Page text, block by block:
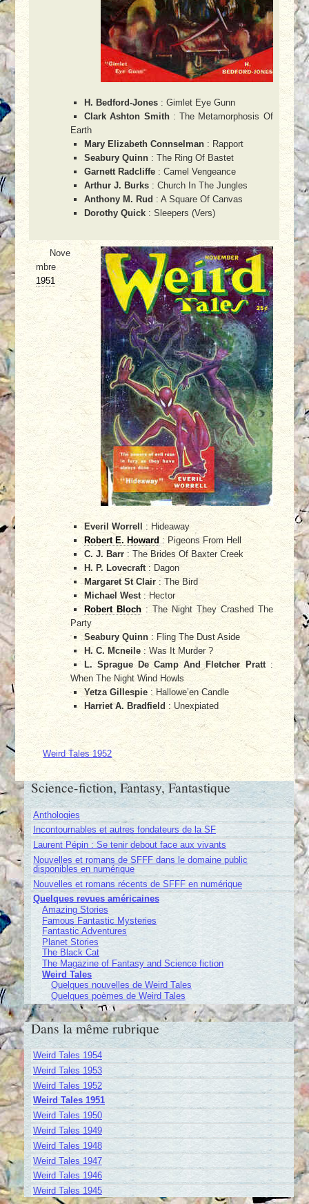
H. Bedford-Jones : Gimlet Eye Gunn
Clark Ashton Smith: The Metamorphosis Of
Earth
Mary Elizabeth Connselman : Rapport
Seabury Quinn : The Ring Of Bastet
Garnett Radcliffe : Camel Vengeance
Arthur J. Burks : Church In The Jungles
Anthony M. Rud : A Square Of Canvas
Dorothy Quick : Sleepers (Vers)
Nove
mbre
1951
Everil Worrell
: Hideaway
Robert E. Howard : Pigeons From Hell
C. J. Barr : The Brides Of Baxter Creek
H. P. Lovecraft: Dagon
Margaret St Clair : The Bird
Michael West: Hector
Robert Bloch : The Night They Crashed The
Party
Seabury Quinn : Fling The Dust Aside
H. C. Mcneile: Was It Murder ?
L. Sprague De Camp And Fletcher Pratt:
When The Night Wind Howls
Yetza Gillespie : Hallowe’en Candle
Harriet A. Bradfield : Unexpiated
Weird Tales 1952
Science-fiction, Fantasy, Fantastique
Anthologies
Incontournables et autres fondateurs de la SF
Laurent Pépin : Se tenir debout face aux vivants
Nouvelles et romans de SFFF dans le domaine public
disponibles en numérique
Nouvelles et romans récents de SFFF en numérique
Quelques revues américaines
Amazing Stories
Famous Fantastic Mysteries
Fantastic Adventures
Planet Stories
The Black Cat
The Magazine of Fantasy and Science fiction
Weird Tales
Quelques nouvelles de Weird Tales
Quelques poèmes de Weird Tales
Dans la même rubrique
Weird Tales 1954
Weird Tales 1953
Weird Tales 1952
Weird Tales 1951
Weird Tales 1950
Weird Tales 1949
Weird Tales 1948
Weird Tales 1947
Weird Tales 1946
Weird Tales 1945